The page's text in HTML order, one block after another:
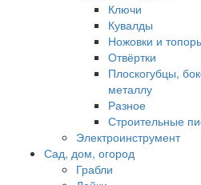
Ключи
Кувалды
Ножовки и
Отвёртки
Плоскогубцы,
металлу
Разное
Строительные
Электроинструмент
Сад, дом, огород
Грабли